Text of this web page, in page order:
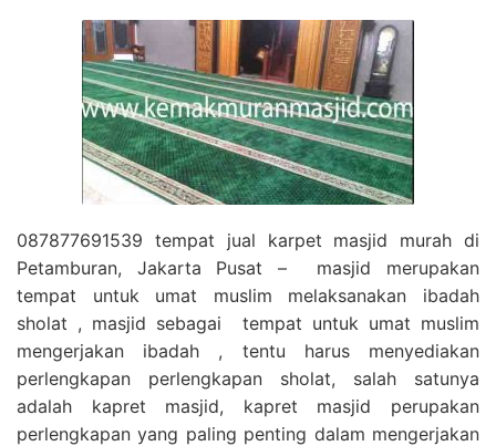
087877691539 tempat jual karpet masjid murah di
Petamburan, Jakarta Pusat – masjid merupakan
tempat untuk umat muslim melaksanakan ibadah
sholat , masjid sebagai tempat untuk umat muslim
mengerjakan ibadah , tentu harus menyediakan
perlengkapan perlengkapan sholat, salah satunya
adalah kapret masjid, kapret masjid perupakan
perlengkapan yang paling penting dalam mengerjakan